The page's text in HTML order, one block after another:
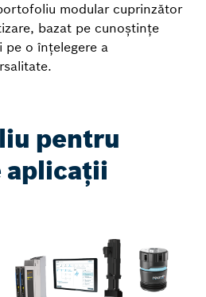
modular cuprinzător
bazat pe cunoștințe
pe o înțelegere a
pentru
aplicații